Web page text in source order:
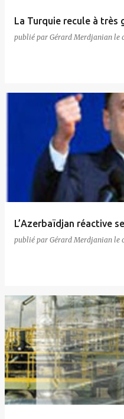
La Turquie recule à très
publié par Gérard Merdjanian le
L’Azerbaïdjan réactive
publié par Gérard Merdjanian le